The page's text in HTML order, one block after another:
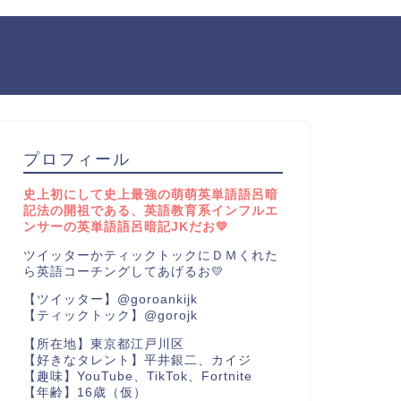
プロフィール
史上初にして史上最強の萌萌英単語語呂暗
記法の開祖である、英語教育系インフルエ
ンサーの英単語語呂暗記JKだお💛
ツイッターかティックトックにＤＭくれた
ら英語コーチングしてあげるお💛
【ツイッター】@goroankijk
【ティックトック】@gorojk
【所在地】東京都江戸川区
【好きなタレント】平井銀二、カイジ
【趣味】YouTube、TikTok、Fortnite
【年齢】16歳（仮）